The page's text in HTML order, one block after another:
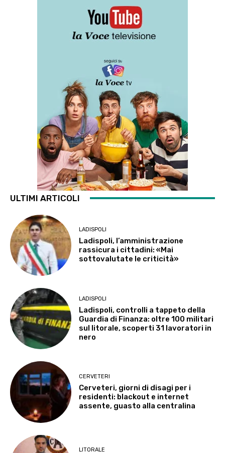
ULTIMI ARTICOLI
LADISPOLI
Ladispoli, l’amministrazione
rassicura i cittadini: «Mai
sottovalutate le criticità»
LADISPOLI
Ladispoli, controlli a tappeto della
Guardia di Finanza: oltre 100 militari
sul litorale, scoperti 31 lavoratori in
nero
CERVETERI
Cerveteri, giorni di disagi per i
residenti: blackout e internet
assente, guasto alla centralina
LITORALE